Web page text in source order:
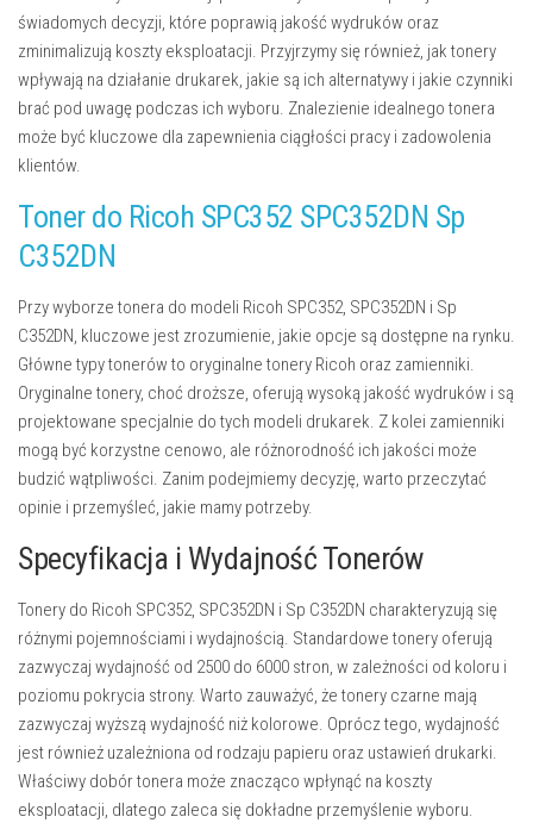
świadomych decyzji, które poprawią jakość wydruków oraz
zminimalizują koszty eksploatacji. Przyjrzymy się również, jak tonery
wpływają na działanie drukarek, jakie są ich alternatywy i jakie czynniki
brać pod uwagę podczas ich wyboru. Znalezienie idealnego tonera
może być kluczowe dla zapewnienia ciągłości pracy i zadowolenia
klientów.
Toner do Ricoh SPC352 SPC352DN Sp
C352DN
Przy wyborze tonera do modeli Ricoh SPC352, SPC352DN i Sp
C352DN, kluczowe jest zrozumienie, jakie opcje są dostępne na rynku.
Główne typy tonerów to oryginalne tonery Ricoh oraz zamienniki.
Oryginalne tonery, choć droższe, oferują wysoką jakość wydruków i są
projektowane specjalnie do tych modeli drukarek. Z kolei zamienniki
mogą być korzystne cenowo, ale różnorodność ich jakości może
budzić wątpliwości. Zanim podejmiemy decyzję, warto przeczytać
opinie i przemyśleć, jakie mamy potrzeby.
Specyfikacja i Wydajność Tonerów
Tonery do Ricoh SPC352, SPC352DN i Sp C352DN charakteryzują się
różnymi pojemnościami i wydajnością. Standardowe tonery oferują
zazwyczaj wydajność od 2500 do 6000 stron, w zależności od koloru i
poziomu pokrycia strony. Warto zauważyć, że tonery czarne mają
zazwyczaj wyższą wydajność niż kolorowe. Oprócz tego, wydajność
jest również uzależniona od rodzaju papieru oraz ustawień drukarki.
Właściwy dobór tonera może znacząco wpłynąć na koszty
eksploatacji, dlatego zaleca się dokładne przemyślenie wyboru.